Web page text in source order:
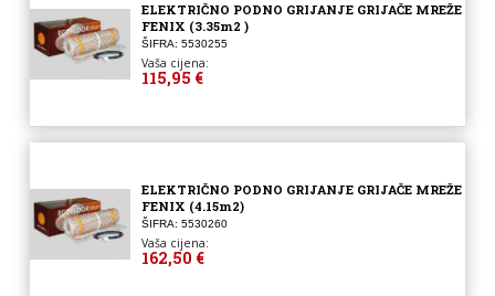
ELEKTRIČNO PODNO GRIJANJE GRIJAČE MREŽE
FENIX (3.35m2 )
ŠIFRA: 5530255
Vaša cijena:
115,95 €
ELEKTRIČNO PODNO GRIJANJE GRIJAČE MREŽE
FENIX (4.15m2)
ŠIFRA: 5530260
Vaša cijena:
162,50 €